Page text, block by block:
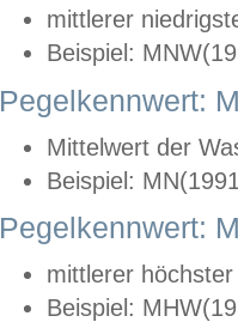
mittlerer
Beispiel:
Pegelkennwert:
Mittelwert der
Beispiel:
Pegelkennwert:
mittlerer
Beispiel: